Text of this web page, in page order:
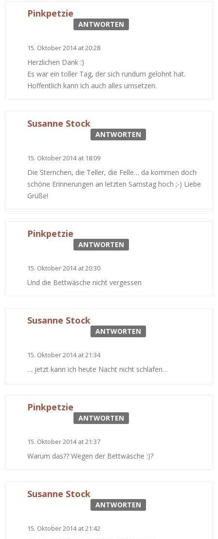
Pinkpetzie
ANTWORTEN
15. Oktober 2014 at 20:28
Herzlichen Dank :)
Es war ein toller Tag, der sich rundum gelohnt hat.
Hoffentlich kann ich auch alles umsetzen.
Susanne Stock
ANTWORTEN
15. Oktober 2014 at 18:09
Die Sternchen, die Teller, die Felle… da kommen doch
schöne Erinnerungen an letzten Samstag hoch ;-) Liebe
Grüße!
Pinkpetzie
ANTWORTEN
15. Oktober 2014 at 20:30
Und die Bettwäsche nicht vergessen
Susanne Stock
ANTWORTEN
15. Oktober 2014 at 21:34
… jetzt kann ich heute Nacht nicht schlafen…
Pinkpetzie
ANTWORTEN
15. Oktober 2014 at 21:37
Warum das?? Wegen der Bettwäsche :)?
Susanne Stock
ANTWORTEN
15. Oktober 2014 at 21:42